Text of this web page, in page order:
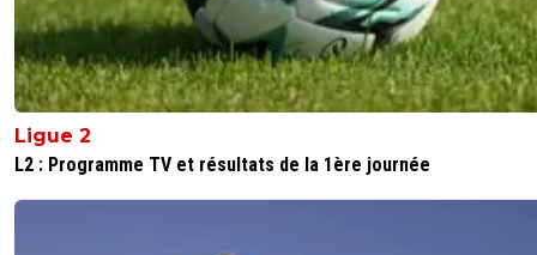
Ligue 2
L2 : Programme TV et résultats de la 1ère journée